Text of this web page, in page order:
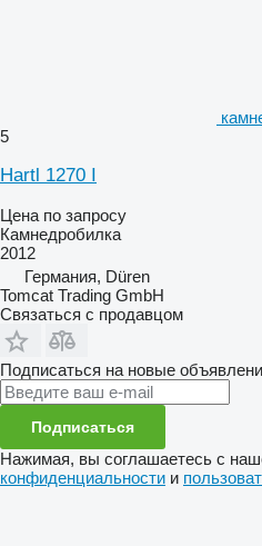
5
Hartl 1270 I
Цена по запросу
Камнедробилка
2012
Германия, Düren
Tomcat Trading GmbH
Связаться с продавцом
Подписаться на новые
Подписаться
Нажимая, вы соглашаетесь с
конфиденциальности и